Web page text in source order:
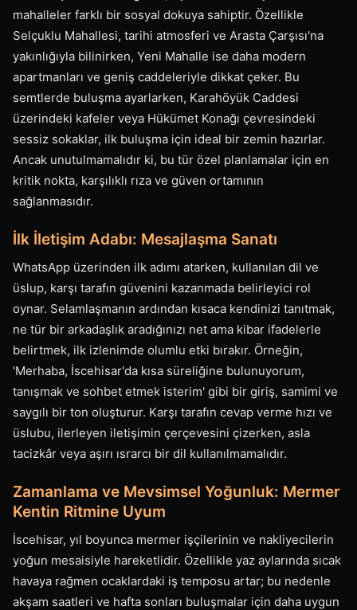
mahalleler farklı bir sosyal dokuya sahiptir. Özellikle
Selçuklu Mahallesi, tarihi atmosferi ve Arasta Çarşısı'na
yakınlığıyla bilinirken, Yeni Mahalle ise daha modern
apartmanları ve geniş caddeleriyle dikkat çeker. Bu
semtlerde buluşma ayarlarken, Karahöyük Caddesi
üzerindeki kafeler veya Hükümet Konağı çevresindeki
sessiz sokaklar, ilk buluşma için ideal bir zemin hazırlar.
Ancak unutulmamalıdır ki, bu tür özel planlamalar için en
kritik nokta, karşılıklı rıza ve güven ortamının
sağlanmasıdır.
İlk İletişim Adabı: Mesajlaşma Sanatı
WhatsApp üzerinden ilk adımı atarken, kullanılan dil ve
üslup, karşı tarafın güvenini kazanmada belirleyici rol
oynar. Selamlaşmanın ardından kısaca kendinizi tanıtmak,
ne tür bir arkadaşlık aradığınızı net ama kibar ifadelerle
belirtmek, ilk izlenimde olumlu etki bırakır. Örneğin,
'Merhaba, İscehisar'da kısa süreliğine bulunuyorum,
tanışmak ve sohbet etmek isterim' gibi bir giriş, samimi ve
saygılı bir ton oluşturur. Karşı tarafın cevap verme hızı ve
üslubu, ilerleyen iletişimin çerçevesini çizerken, asla
tacizkâr veya aşırı ısrarcı bir dil kullanılmamalıdır.
Zamanlama ve Mevsimsel Yoğunluk: Mermer
Kentin Ritmine Uyum
İscehisar, yıl boyunca mermer işçilerinin ve nakliyecilerin
yoğun mesaisiyle hareketlidir. Özellikle yaz aylarında sıcak
havaya rağmen ocaklardaki iş temposu artar; bu nedenle
akşam saatleri ve hafta sonları buluşmalar için daha uygun